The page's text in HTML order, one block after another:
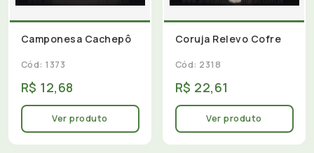
Camponesa Cachepô
Cód: 1373
R$ 12,68
Ver produto
Coruja Relevo Cofre
Cód: 2318
R$ 22,61
Ver produto